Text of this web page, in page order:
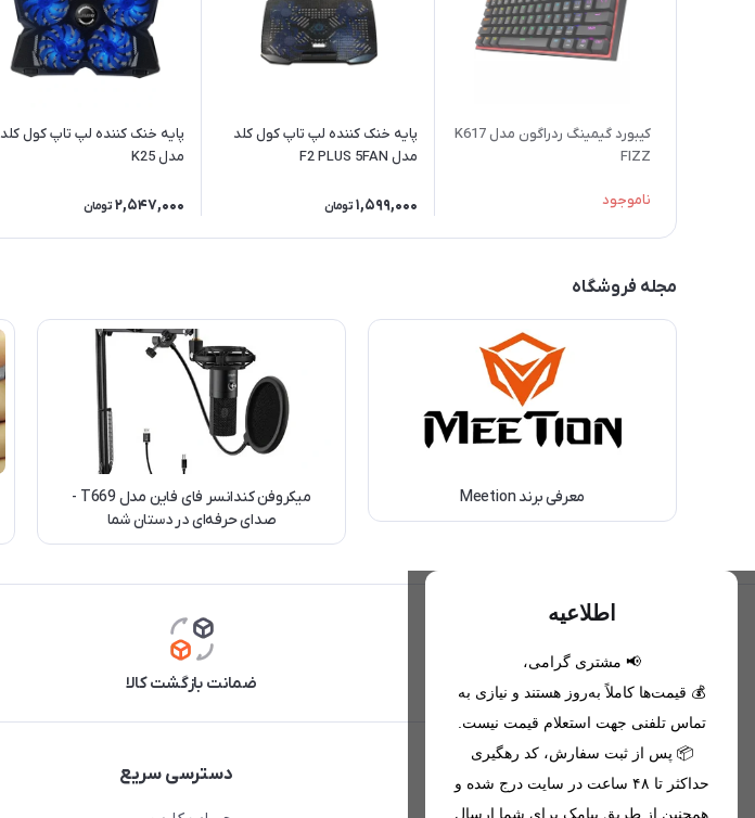
کیبورد گیمینگ ردراگون مدل K617
FIZZ
ناموجود
پایه خنک کننده لپ تاپ کول کلد
مدل F2 PLUS 5FAN
1,599,000 تومان
پایه خنک کننده لپ تاپ کول کلد
مدل K25
2,547,000 تومان
مجله فروشگاه
معرفی برند Meetion
میکروفن کندانسر فای فاین مدل T669 -
صدای حرفه‌ای در دستان شما
اطلاعیه
📢 مشتری گرامی،
💰 قیمت‌ها کاملاً به‌روز هستند و نیازی به
تماس تلفنی جهت استعلام قیمت نیست.
📦 پس از ثبت سفارش، کد رهگیری
حداکثر تا ۴۸ ساعت در سایت درج شده و
همچنین از طریق پیامک برای شما ارسال
تحویل اکسپرس(با هماهنگی) ضمانت بازگشت کالا
اطلاعات تماس دسترسی سریع